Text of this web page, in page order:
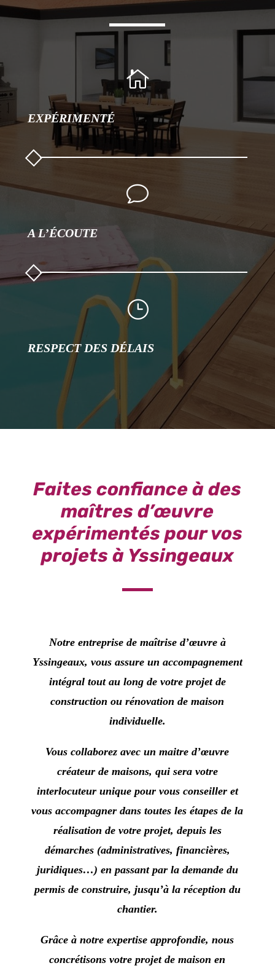

EXPÉRIMENTÉ
v
A L’ÉCOUTE
}
RESPECT DES DÉLAIS
Faites confiance à des
maîtres d’œuvre
expérimentés pour vos
projets à Yssingeaux
Notre entreprise de maîtrise d’œuvre à
Yssingeaux, vous assure un accompagnement
intégral tout au long de votre projet de
construction ou rénovation de maison
individuelle.
Vous collaborez avec un maitre d’œuvre
créateur de maisons, qui sera votre
interlocuteur unique pour vous conseiller et
vous accompagner dans toutes les étapes de la
réalisation de votre projet, depuis les
démarches (administratives, financières,
juridiques…) en passant par la demande du
permis de construire, jusqu’à la réception du
chantier.
Grâce à notre expertise approfondie, nous
concrétisons votre projet de maison en